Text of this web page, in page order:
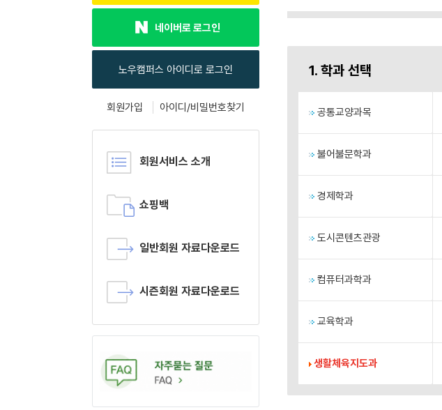
네이버로 로그인
회원가입 아이디/비밀번호찾기
회원서비스 소개
쇼핑백
일반회원 자료다운로드
시즌회원 자료다운로드
1. 학과 선택
공통교양과목
불어불문학과
경제학과
도시콘텐츠관광
컴퓨터과학과
교육학과
생활체육지도과